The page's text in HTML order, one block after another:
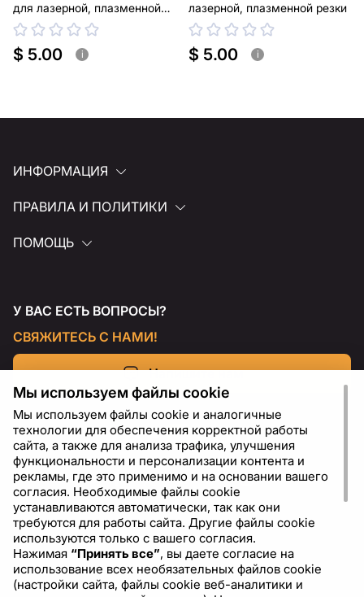
для лазерной, плазменной
резки
$ 5.00 i
лазерной, плазменной резки
$ 5.00 i
ИНФОРМАЦИЯ
ПРАВИЛА И ПОЛИТИКИ
ПОМОЩЬ
У ВАС ЕСТЬ ВОПРОСЫ?
СВЯЖИТЕСЬ С НАМИ!
Напишите нам
RU USD - US Dollar ($)
Мы используем файлы cookie
Мы используем файлы cookie и аналогичные
технологии для обеспечения корректной работы
сайта, а также для анализа трафика, улучшения
функциональности и персонализации контента и
рекламы, где это применимо и на основании вашего
согласия. Необходимые файлы cookie
устанавливаются автоматически, так как они
требуются для работы сайта. Другие файлы cookie
используются только с вашего согласия.
Нажимая “Принять все”, вы даете согласие на
использование всех необязательных файлов cookie
(настройки сайта, файлы cookie веб-аналитики и